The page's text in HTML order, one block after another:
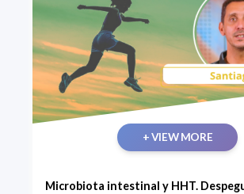
+ VIEW MORE
Microbiota intestinal y HHT.